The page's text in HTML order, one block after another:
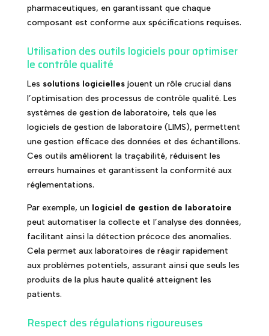
pharmaceutiques, en garantissant que chaque
composant est conforme aux spécifications requises.
Utilisation des outils logiciels pour optimiser
le contrôle qualité
Les solutions logiciellesjouent un rôle crucial dans
l’optimisation des processus de contrôle qualité. Les
systèmes de gestion de laboratoire, tels que les
logiciels de gestion de laboratoire (LIMS), permettent
une gestion efficace des données et des échantillons.
Ces outils améliorent la traçabilité, réduisent les
erreurs humaines et garantissent la conformité aux
réglementations.
Par exemple, un logiciel de gestion de laboratoire
peut automatiser la collecte et l’analyse des données,
facilitant ainsi la détection précoce des anomalies.
Cela permet aux laboratoires de réagir rapidement
aux problèmes potentiels, assurant ainsi que seuls les
produits de la plus haute qualité atteignent les
patients.
Respect des régulations rigoureuses